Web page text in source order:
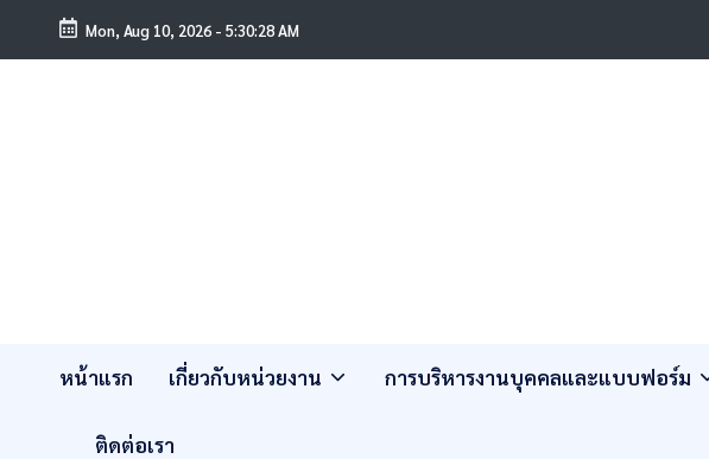
Mon, Aug 10, 2026 - 5:30:29 AM
หน้าแรก เกี่ยวกับหน่วยงาน การบริหารงานบุคคลและแบบฟอร์ม
ติดต่อเรา